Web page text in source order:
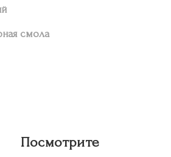
смола
Посмотрите